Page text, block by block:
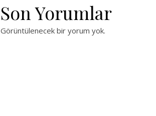
Son Yorumlar
Görüntülenecek bir yorum yok.